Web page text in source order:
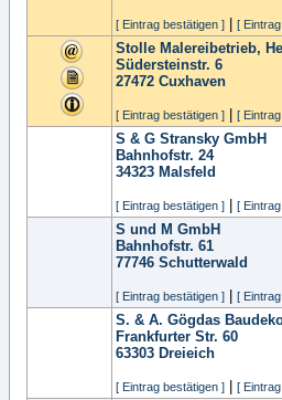
[ Eintrag bestätigen ] [
Stolle Malereibetrieb,
Südersteinstr. 6
27472 Cuxhaven
[ Eintrag bestätigen ] [
S & G Stransky GmbH
Bahnhofstr. 24
34323 Malsfeld
[ Eintrag bestätigen ] [
S und M GmbH
Bahnhofstr. 61
77746 Schutterwald
[ Eintrag bestätigen ] [
S. & A. Gögdas
Frankfurter Str. 60
63303 Dreieich
[ Eintrag bestätigen ] [